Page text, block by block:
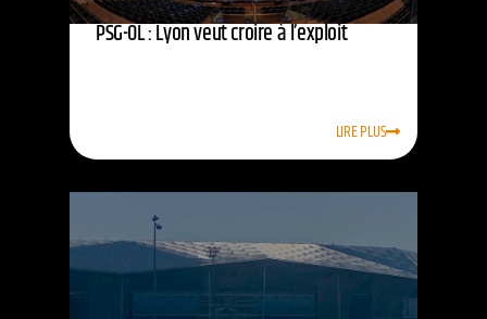
PSG-OL : Lyon veut croire à l’exploit
LIRE PLUS